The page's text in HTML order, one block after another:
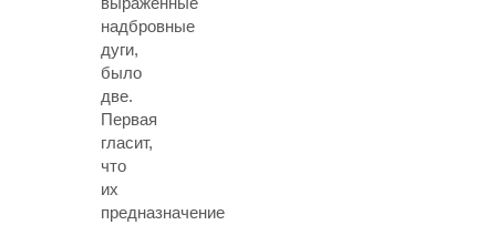
надбровные
дуги,
было
две.
Первая
гласит,
что
их
предназначение